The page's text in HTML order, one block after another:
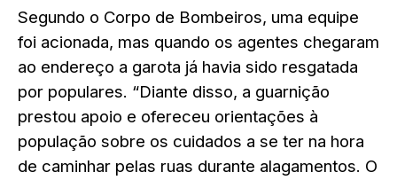
Segundo o Corpo de Bombeiros, uma equipe
foi acionada, mas quando os agentes chegaram
ao endereço a garota já havia sido resgatada
por populares. “Diante disso, a guarnição
prestou apoio e ofereceu orientações à
população sobre os cuidados a se ter na hora
de caminhar pelas ruas durante alagamentos. O